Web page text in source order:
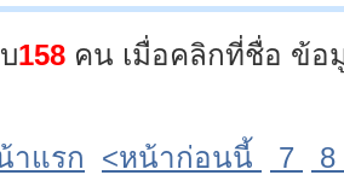
158 คน เมื่อคลิกที่ชื่อ ข้อ
าแรก
<หน้าก่อนนี้ 7
8